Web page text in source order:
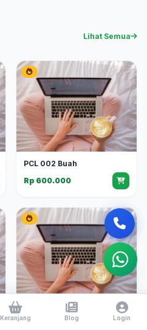
Lihat Semua
PCL 002 Buah
Rp 600.000
PCL 003 Buah
Keranjang Blog Login